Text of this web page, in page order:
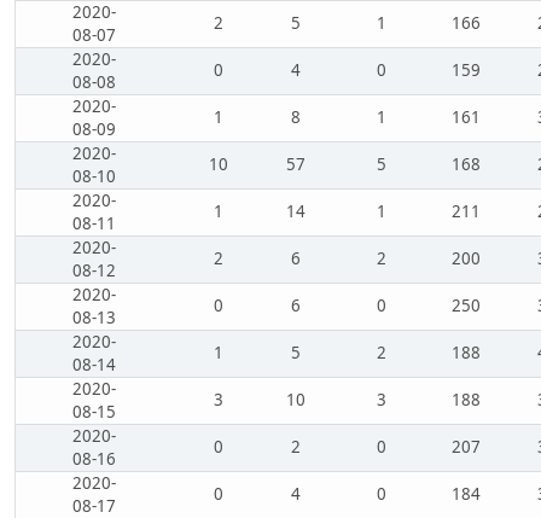
2020-
08-07
2 5 1 166
2020-
08-08
0 4 0 159
2020-
08-09
1 8 1 161
2020-
08-10
10 57 5 168
2020-
08-11
1 14 1 211
2020-
08-12
2 6 2 200
2020-
08-13
0 6 0 250
2020-
08-14
1 5 2 188
2020-
08-15
3 10 3 188
2020-
08-16
0 2 0 207
2020-
08-17
0 4 0 184